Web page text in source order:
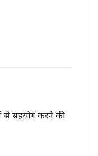
से सहयोग करने की